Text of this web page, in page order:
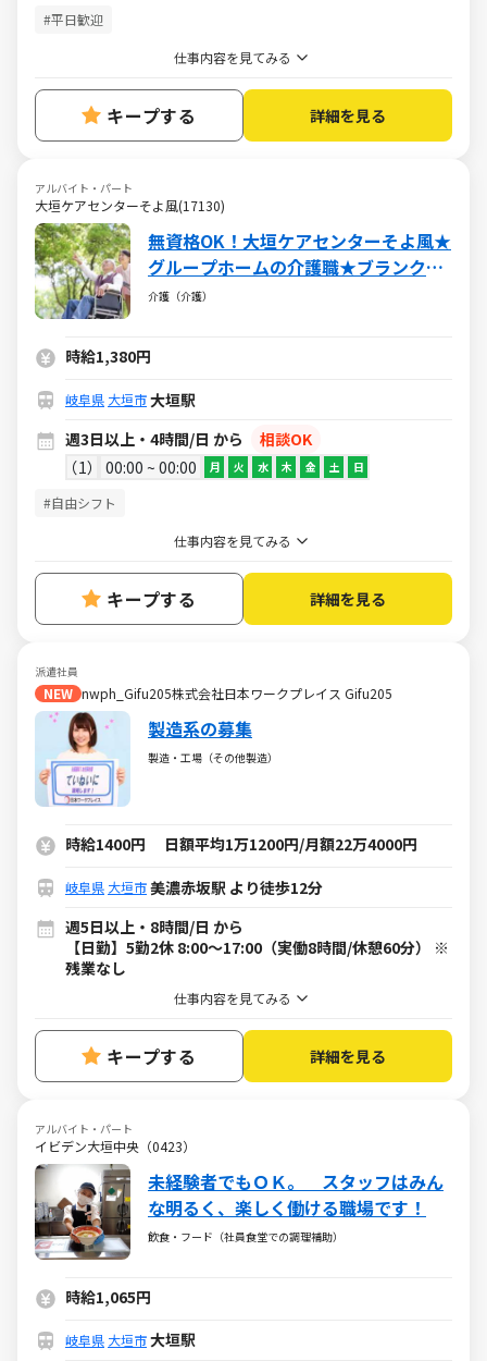
#平日歓迎
仕事内容を見てみる
キープする 詳細を見る
アルバイト・パート
大垣ケアセンターそよ風(17130)
無資格OK！大垣ケアセンターそよ風★
グループホームの介護職★ブランク
OK・社保完備・各種手当あり
介護（介護）
時給1,380円
岐阜県 大垣市大垣駅
週3日以上・4時間/日 から
相談OK
1
00:00 ~ 00:00 月 火 水 木 金 土 日
#自由シフト
仕事内容を見てみる
キープする 詳細を見る
派遣社員
NEW nwph_Gifu205株式会社日本ワークプレイス Gifu205
製造系の募集
製造・工場（その他製造）
時給1400円 日額平均1万1200円/月額22万4000円
岐阜県 大垣市美濃赤坂駅 より徒歩12分
週5日以上・8時間/日 から
【日勤】5勤2休 8:00～17:00（実働8時間/休憩60分） ※
残業なし
仕事内容を見てみる
キープする 詳細を見る
アルバイト・パート
イビデン大垣中央（0423）
未経験者でもＯＫ。 スタッフはみん
な明るく、楽しく働ける職場です！
飲食・フード（社員食堂での調理補助）
時給1,065円
岐阜県 大垣市大垣駅